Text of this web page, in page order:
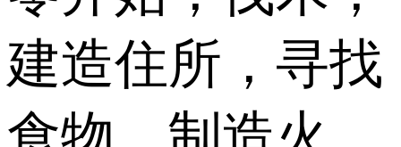
建造住所，寻找